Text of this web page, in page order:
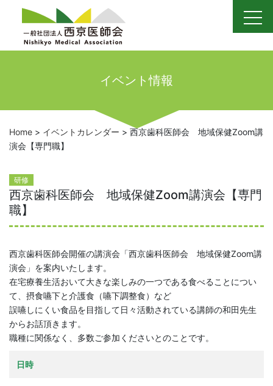
content
イベント情報
Home > イベントカレンダー > 西京歯科医師会 地域保健Zoom講
演会【専門職】
研修
西京歯科医師会 地域保健Zoom講演会【専門
職】
西京歯科医師会開催の講演会「西京歯科医師会 地域保健Zoom講
演会」を案内いたします。
在宅療養生活おいて大きな楽しみの一つである食べることについ
て、摂食嚥下と介護食（嚥下調整食）など
誤嚥しにくい食品を目指して日々活動されている講師の和田先生
からお話頂きます。
職種に関係なく、多数ご参加くださいとのことです。
日時